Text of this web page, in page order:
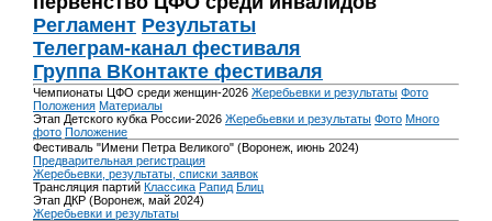
Регламент Результаты
Телеграм-канал фестиваля
Группа ВКонтакте фестиваля
Чемпионаты ЦФО среди женщин-2026 Жеребьевки и результаты Фото
Положения Материалы
Этап Детского кубка России-2026 Жеребьевки и результаты Фото Много
фото Положение
Фестиваль "Имени Петра Великого" (Воронеж, июнь 2024)
Предварительная регистрация
Жеребьевки, результаты, списки заявок
Трансляция партий Классика Рапид Блиц
Этап ДКР (Воронеж, май 2024)
Жеребьевки и результаты